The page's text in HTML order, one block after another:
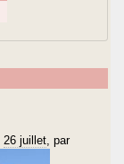
26 juillet , par